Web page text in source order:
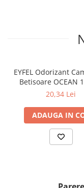
EYFEL Odorizant
Betisoare OCEAN
20,34 Lei
ADAUGA IN